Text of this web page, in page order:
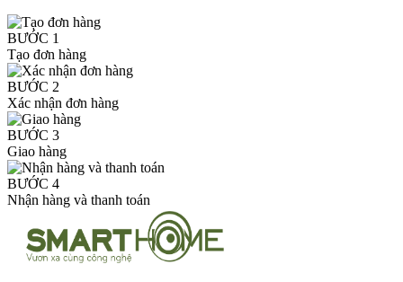
BƯỚC 1
Tạo đơn hàng
BƯỚC 2
Xác nhận đơn hàng
BƯỚC 3
Giao hàng
BƯỚC 4
Nhận hàng và thanh toán